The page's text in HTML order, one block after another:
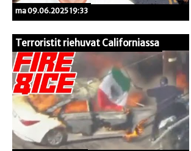
ma 09.06.2025 19:33
Terroristit riehuvat Californiassa